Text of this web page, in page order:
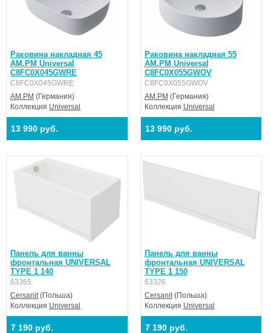
Раковина накладная 45
AM.PM Universal
C8FC0X045GWRE
C8FC0X045GWRE
AM.PM (Германия)
Коллекция Universal
13 990 руб.
Раковина накладная 55
AM.PM Universal
C8FC0X055GWOV
C8FC0X055GWOV
AM.PM (Германия)
Коллекция Universal
13 990 руб.
Панель для ванны
фронтальная UNIVERSAL
TYPE 1 140
63365
Cersanit(Польша)
Коллекция Universal
7 190 руб.
Панель для ванны
фронтальная UNIVERSAL
TYPE 1 150
63326
Cersanit(Польша)
Коллекция Universal
7 190 руб.